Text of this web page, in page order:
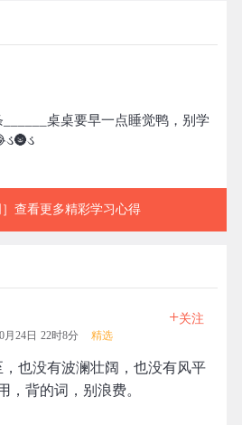
桌桌要早一点睡觉鸭，别学
查看更多精彩学习心得
月24日 22时8分 精选
+关注
也没有波澜壮阔，也没有风平
，背的词，别浪费。